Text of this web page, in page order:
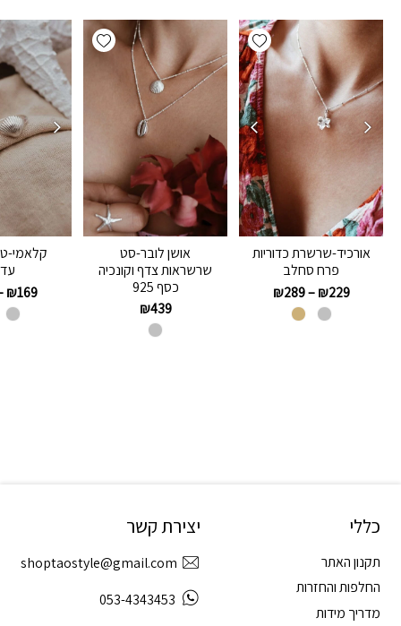
Add wishlist
אורכיד-שרשרת כדוריות
פרח סחלב
₪229
–
₪289
Add wishlist
אושן לובר-סט
שרשראות צדף וקונכיה
כסף 925
₪439
קלאמי-
₪169
כללי
תקנון האתר
החלפות והחזרות
מדריך מידות
יצירת קשר
shoptaostyle@gmail.com
053-4343453